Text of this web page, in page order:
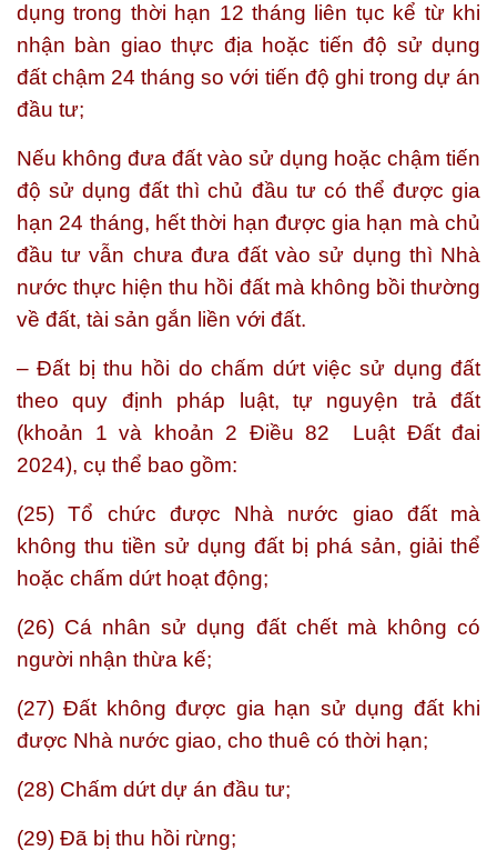
dụng trong thời hạn 12 tháng liên tục kể từ khi
nhận bàn giao thực địa hoặc tiến độ sử dụng
đất chậm 24 tháng so với tiến độ ghi trong dự án
đầu tư;
Nếu không đưa đất vào sử dụng hoặc chậm tiến
độ sử dụng đất thì chủ đầu tư có thể được gia
hạn 24 tháng, hết thời hạn được gia hạn mà chủ
đầu tư vẫn chưa đưa đất vào sử dụng thì Nhà
nước thực hiện thu hồi đất mà không bồi thường
về đất, tài sản gắn liền với đất.
– Đất bị thu hồi do chấm dứt việc sử dụng đất
theo quy định pháp luật, tự nguyện trả đất
(khoản 1 và khoản 2 Điều 82 Luật Đất đai
2024), cụ thể bao gồm:
(25) Tổ chức được Nhà nước giao đất mà
không thu tiền sử dụng đất bị phá sản, giải thể
hoặc chấm dứt hoạt động;
(26) Cá nhân sử dụng đất chết mà không có
người nhận thừa kế;
(27) Đất không được gia hạn sử dụng đất khi
được Nhà nước giao, cho thuê có thời hạn;
(28) Chấm dứt dự án đầu tư;
(29) Đã bị thu hồi rừng;